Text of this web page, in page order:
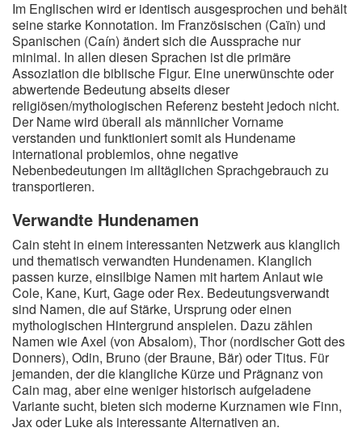
Im Englischen wird er identisch ausgesprochen und behält
seine starke Konnotation. Im Französischen (Caïn) und
Spanischen (Caín) ändert sich die Aussprache nur
minimal. In allen diesen Sprachen ist die primäre
Assoziation die biblische Figur. Eine unerwünschte oder
abwertende Bedeutung abseits dieser
religiösen/mythologischen Referenz besteht jedoch nicht.
Der Name wird überall als männlicher Vorname
verstanden und funktioniert somit als Hundename
international problemlos, ohne negative
Nebenbedeutungen im alltäglichen Sprachgebrauch zu
transportieren.
Verwandte Hundenamen
Cain steht in einem interessanten Netzwerk aus klanglich
und thematisch verwandten Hundenamen. Klanglich
passen kurze, einsilbige Namen mit hartem Anlaut wie
Cole, Kane, Kurt, Gage oder Rex. Bedeutungsverwandt
sind Namen, die auf Stärke, Ursprung oder einen
mythologischen Hintergrund anspielen. Dazu zählen
Namen wie Axel (von Absalom), Thor (nordischer Gott des
Donners), Odin, Bruno (der Braune, Bär) oder Titus. Für
jemanden, der die klangliche Kürze und Prägnanz von
Cain mag, aber eine weniger historisch aufgeladene
Variante sucht, bieten sich moderne Kurznamen wie Finn,
Jax oder Luke als interessante Alternativen an.